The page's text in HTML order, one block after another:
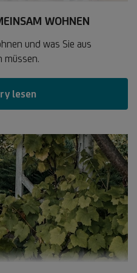
WOHNEN
und was Sie aus
müssen.
lesen